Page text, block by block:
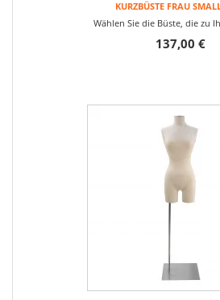
KURZBÜSTE FRAU
Wählen Sie die Büste, die zu
137,00 €